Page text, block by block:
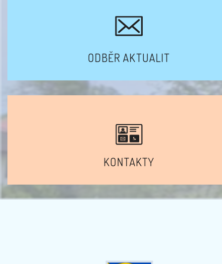
ODBĚR AKTUALIT
KONTAKTY